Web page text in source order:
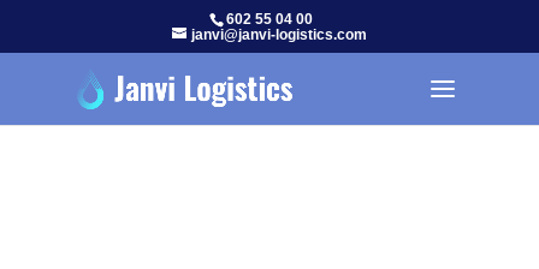
602 55 04 00
janvi@janvi-logistics.com